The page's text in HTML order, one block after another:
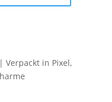
Verpackt in Pixel,